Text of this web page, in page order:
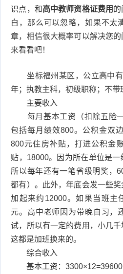
识点，和高中教师资格证费用 的
白，那么可以忽略，如果不太
章，相信很大概率可以解决您
来看看吧！
坐标福州某区，公立高中有
年；执教主科，初级职称；不带
主要收入
每月基本工资（扣除五险一
包括每月绩效800。公积金双
800元住房补贴，打进公积金
贴，18000。因为所在单位是一
所以每年还有一笔省级明奖，
都有）。此外，年底会发一些奖
加起来约12000。如果当班主
元。高中老师因为带晚自习，
试，所以有一定的费用，小几
这都是加班换来的。
综合收入
基本工资：3300×12=39600